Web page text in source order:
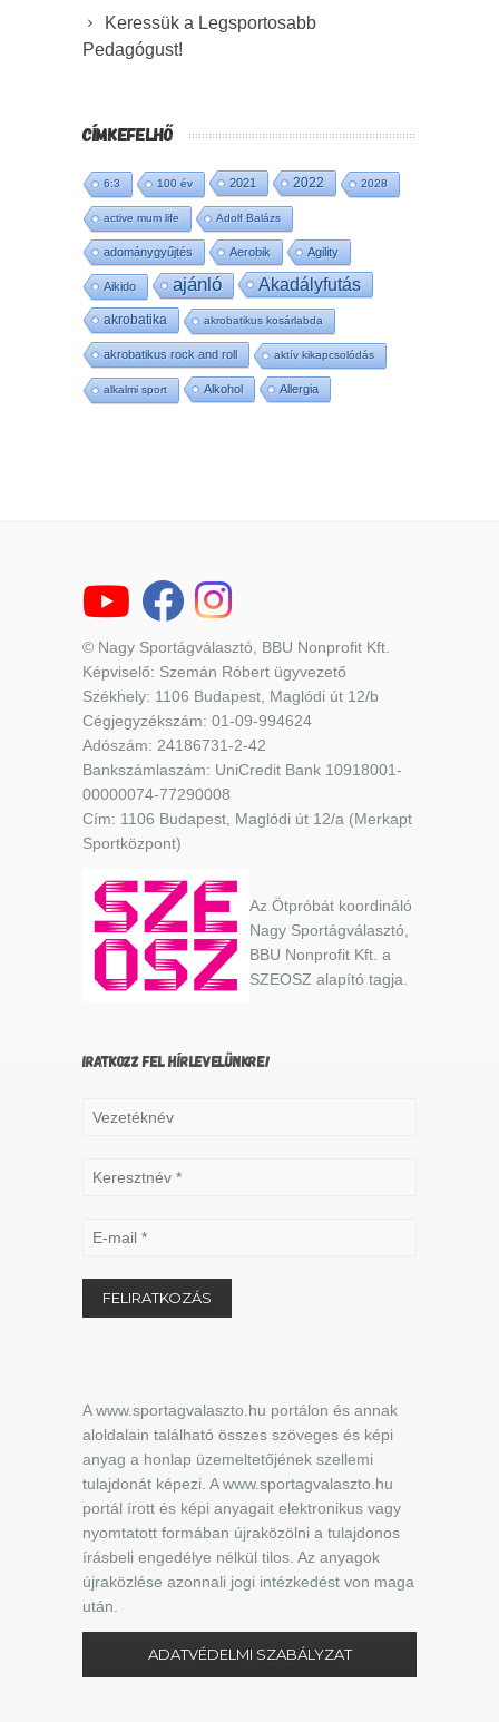
Keressük a Legsportosabb
Pedagógust!
CÍMKEFELHŐ
6:3 100 év 2021 2022 2028
active mum life Adolf Balázs
adománygyűjtés Aerobik Agility
Aikido ajánló Akadályfutás
akrobatika akrobatikus kosárlabda
akrobatikus rock and roll aktív kikapcsolódás
alkalmi sport Alkohol Allergia
© Nagy Sportágválasztó, BBU Nonprofit Kft.
Képviselő: Szemán Róbert ügyvezető
Székhely: 1106 Budapest, Maglódi út 12/b
Cégjegyzékszám: 01-09-994624
Adószám: 24186731-2-42
Bankszámlaszám: UniCredit Bank 10918001-
00000074-77290008
Cím: 1106 Budapest, Maglódi út 12/a (Merkapt
Sportközpont)
Az Ötpróbát koordináló
Nagy Sportágválasztó,
BBU Nonprofit Kft. a
SZEOSZ alapító tagja.
IRATKOZZ FEL HÍRLEVELÜNKRE!
A www.sportagvalaszto.hu portálon és annak
aloldalain található összes szöveges és képi
anyag a honlap üzemeltetőjének szellemi
tulajdonát képezi. A www.sportagvalaszto.hu
portál írott és képi anyagait elektronikus vagy
nyomtatott formában újraközölni a tulajdonos
írásbeli engedélye nélkül tilos. Az anyagok
újraközlése azonnali jogi intézkedést von maga
után.
ADATVÉDELMI SZABÁLYZAT